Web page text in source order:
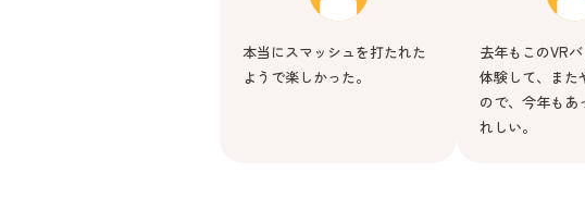
本当にスマッシュを打たれた
ようで楽しかった。
去年もこのVR
体験して、また
ので、今年もあ
れしい。